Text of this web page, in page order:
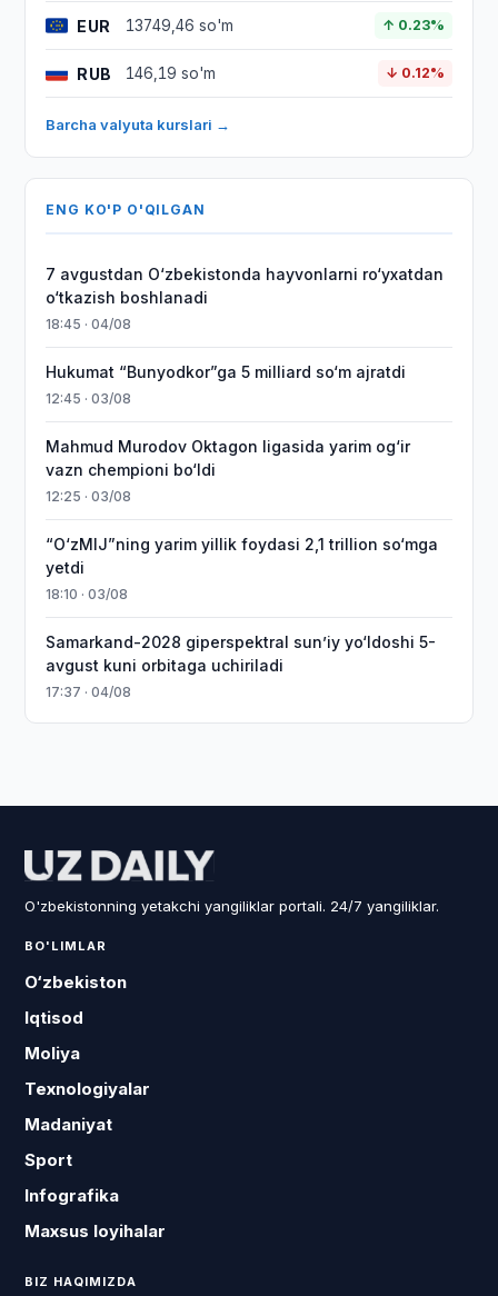
EUR 13749,46 so'm ↑ 0.23%
RUB 146,19 so'm ↓ 0.12%
Barcha valyuta kurslari →
ENG KO'P O'QILGAN
7 avgustdan O‘zbekistonda hayvonlarni ro‘yxatdan
o‘tkazish boshlanadi
18:45 · 04/08
Hukumat “Bunyodkor”ga 5 milliard so‘m ajratdi
12:45 · 03/08
Mahmud Murodov Oktagon ligasida yarim og‘ir
vazn chempioni bo‘ldi
12:25 · 03/08
“O‘zMIJ”ning yarim yillik foydasi 2,1 trillion so‘mga
yetdi
18:10 · 03/08
Samarkand-2028 giperspektral sun’iy yo‘ldoshi 5-
avgust kuni orbitaga uchiriladi
17:37 · 04/08
O'zbekistonning yetakchi yangiliklar portali. 24/7 yangiliklar.
BO'LIMLAR
O‘zbekiston
Iqtisod
Moliya
Texnologiyalar
Madaniyat
Sport
Infografika
Maxsus loyihalar
BIZ HAQIMIZDA